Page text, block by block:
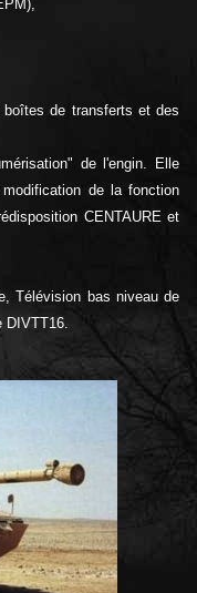
de transferts et des
de l'engin. Elle
de la fonction
CENTAURE et
Télévision bas niveau de
DIVTT16.